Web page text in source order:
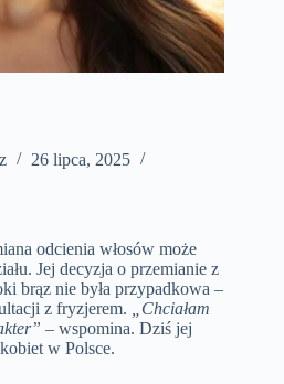
26 lipca, 2025
odcienia włosów może
Jej decyzja o przemianie z
brąz nie była przypadkowa –
z fryzjerem.
„Chciałam
– wspomina. Dziś jej
w Polsce.